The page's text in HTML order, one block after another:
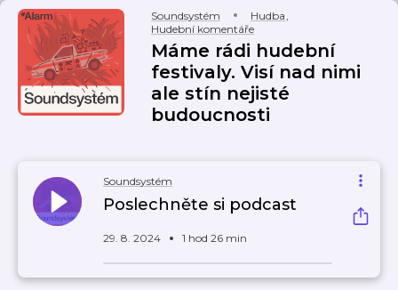
Soundsystém Hudba,
Hudební komentáře
Máme rádi hudební
festivaly. Visí nad nimi
ale stín nejisté
budoucnosti
Soundsystém
Poslechněte si podcast
29. 8. 2024 1 hod 26 min